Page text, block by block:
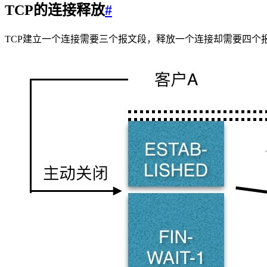
TCP的连接释放#
TCP建立一个连接需要三个报文段，释放一个连接却需要四个